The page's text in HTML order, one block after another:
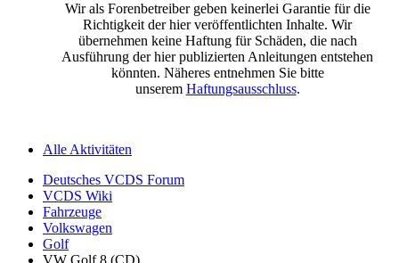
Wir als Forenbetreiber geben keinerlei Garantie für die
Richtigkeit der hier veröffentlichten Inhalte. Wir
übernehmen keine Haftung für Schäden, die nach
Ausführung der hier publizierten Anleitungen entstehen
könnten. Näheres entnehmen Sie bitte
unserem Haftungsausschluss.
Alle Aktivitäten
Deutsches VCDS Forum
VCDS Wiki
Fahrzeuge
Volkswagen
Golf